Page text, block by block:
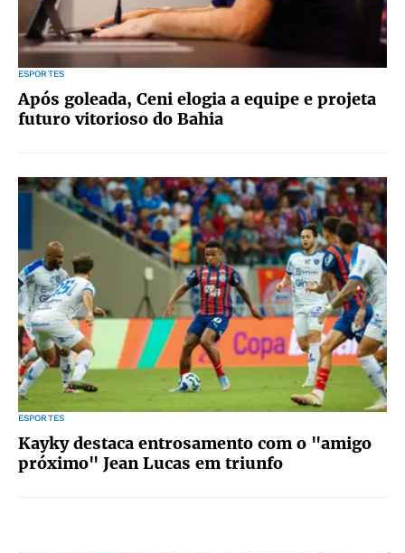
ESPORTES
Após goleada, Ceni elogia a equipe e projeta
futuro vitorioso do Bahia
ESPORTES
Kayky destaca entrosamento com o "amigo
próximo" Jean Lucas em triunfo